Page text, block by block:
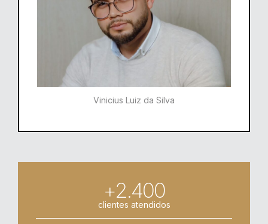
Vinicius Luiz da Silva
+2.400
clientes atendidos